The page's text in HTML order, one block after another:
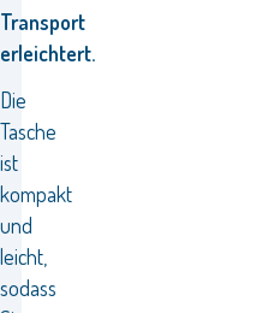
Transport
erleichtert.
Die
Tasche
ist
kompakt
und
leicht,
sodass